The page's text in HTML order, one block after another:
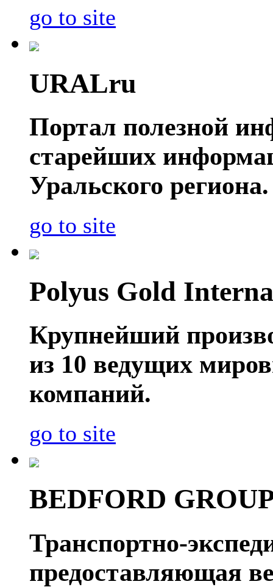
go to site
URALru
Портал полезной
старейших
Уральского региона.
go to site
Polyus Gold
Крупнейший
из 10 ведущих
компаний.
go to site
BEDFORD
Транспортно-
предоставляющая